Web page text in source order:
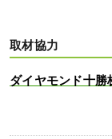
取材協力
ダイヤモンド十勝